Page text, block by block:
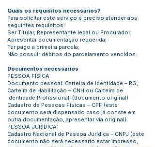
Quais os requisitos necessários?
Para solicitar este serviço é preciso atender aos
seguintes requisitos:
Ser Titular, Representante legal ou Procurador;
Apresentar documentação requerida;
Ter pago a primeira parcela;
Não possuir débitos do parcelamento vencidos.
Documentos necessários
PESSOA FÍSICA:
Documento pessoal: Carteira de Identidade – RG,
Carteira de Habilitação – CNH ou Carteira de
Identidade Profissional; (documento original)
Cadastro de Pessoas Físicas – CPF (este
documento será dispensado caso já conste em
outra documentação, apresentar via original).
PESSOA JURÍDICA:
Cadastro Nacional de Pessoa Jurídica – CNPJ (este
documento não será necessário estar impresso,